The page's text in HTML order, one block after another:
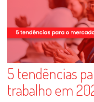
5 tendências
trabalho em